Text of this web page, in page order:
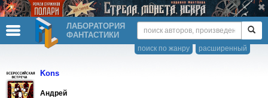
ЛАБОРАТОРИЯ
ФАНТАСТИКИ
расширенный
поиск по жанру
Kons
Андрей